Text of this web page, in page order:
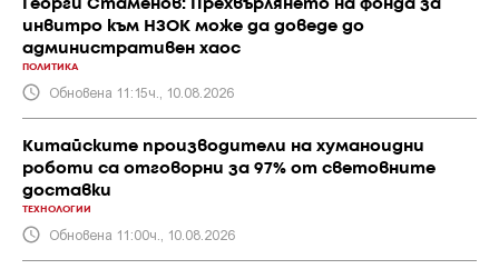
Георги Стаменов: Прехвърлянето на фонда за
инвитро към НЗОК може да доведе до
административен хаос
ПОЛИТИКА
Обновена 11:15ч., 10.08.2026
Китайските производители на хуманоидни
роботи са отговорни за 97% от световните
доставки
ТЕХНОЛОГИИ
Обновена 11:00ч., 10.08.2026